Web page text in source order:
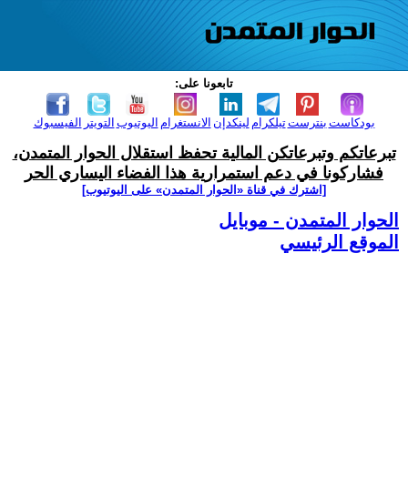
تابعونا على:
الفيسبوك التويتر اليوتيوب الانستغرام لينكدإن تيلكرامبنترست بودكاست
تبرعاتكم وتبرعاتكن المالية تحفظ استقلال الحوار المتمدن،
فشاركونا في دعم استمرارية هذا الفضاء اليساري الحر
[اشترك في قناة ‫«الحوار المتمدن» على اليوتيوب]
الحوار المتمدن - موبايل
الموقع الرئيسي